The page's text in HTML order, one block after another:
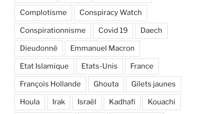
Complotisme Conspiracy Watch
Conspirationnisme Covid 19 Daech
Dieudonné Emmanuel Macron
Etat Islamique Etats-Unis France
François Hollande Ghouta Gilets jaunes
Houla Irak Israël Kadhafi Kouachi